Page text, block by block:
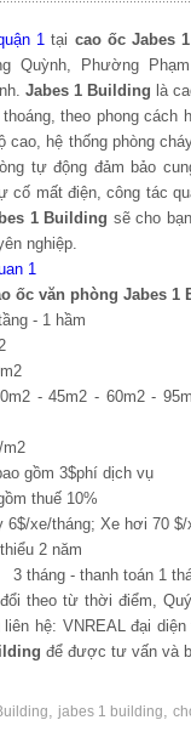
1 tại cao ốc Jabes
Quỳnh, Phường
Jabes1 Building là
theo phong cách
cao, hệ thống phòng
tự động đảm bảo
cố mất điện, công tác
1 Building sẽ cho
nghiệp.
1
ốc văn phòng Jabes 1
- 1 hầm
- 45m2 - 60m2 -
gồm 3$phí dịch vụ
thuế 10%
xe/tháng; Xe hơi 70 $/
2 năm
tháng - thanh toán 1
theo từ thời điểm,
hệ: VNREAL đại diện
để được tư vấn và
, jabes 1 building,